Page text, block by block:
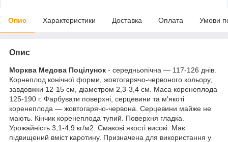
Опис Характеристики Доставка Оплата Умови
Опис
Морква Медова Поцілунок - середньопічна — 117-126 днів.
Корнеплод конічної форми, жовтогарячо-червоного кольору,
завдовжки 12-15 см, діаметром 2,3-3,4 см. Маса коренеплода
125-190 г. Фарбувати поверхні, серцевини та м'якоті
коренеплода — жовтогарячо-червона. Серцевини майже не
мають. Кінчик коренеплода тупий. Поверхня гладка.
Урожайність 3,1-4,9 кг/м2. Смакові якості високі. Має
підвищений вміст каротину. Призначена для використання у